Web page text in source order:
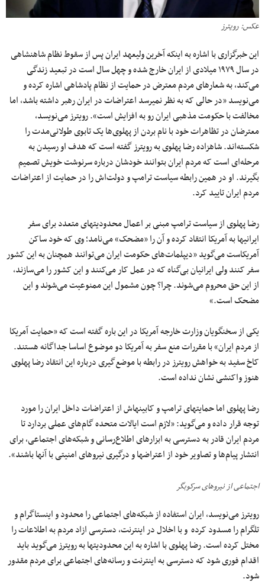
عکس: رویترز
این خبرگزاری با اشاره به اینکه آخرین ولیعهد ایران پس از سقوط نظام شاهنشاهی
در سال ۱۹۷۹ میلادی از ایران خارج شده و چهل سال است در تبعید زندگی
می‌کند، به شعارهای مردم معترض در حمایت از نظام پادشاهی اشاره کرده و
می‌نویسد «در حالی که به نظر نمی‎رسد اعتراضات در ایران رهبر داشته باشد، اما
مخالفت با حکومت مذهبی ایران رو به افزایش است». رویترز می‌نویسد،
معترضان در تظاهرات خود با نام بردن از پهلوی‌ها یک تابوی طولانی‌مدت را
شکسته‌اند. شاهزاده رضا پهلوی به رویترز گفته است که هدف او رسیدن به
مرحله‌ای است که مردم ایران بتوانند خودشان درباره سرنوشت خویش تصمیم
بگیرند. او در همین رابطه سیاست ترامپ و دولت‌اش را در حمایت از اعتراضات
مردم ایران تایید کرد.
رضا پهلوی از سیاست ترامپ مبنی بر اعمال محدودیت‎های متعدد برای سفر
ایرانی‎ها به آمریکا انتقاد کرده و آن را «مضحک» می‌نامد؛ وی که خود ساکن
آمریکاست می‌گوید «دیپلمات‌های حکومت ایران می‌توانند همچنان به این کشور
سفر کنند ولی ایرانیان بی‌گناه که در عمل کار می‌کنند و این کشور را می‌سازند،
از این حق محروم می‌شوند. چرا؟ چون مشمول این ممنوعیت می‌شوند و این
مضحک است.»
یکی از سخنگویان وزارت خارجه آمریکا در این باره گفته است که «حمایت آمریکا
از مردم ایران» با مقررات منع سفر به آمریکا دو موضوع اساسا جداگانه هستند.
کاخ سفید به خواهش رویترز در رابطه با موضع‌گیری درباره این انتقاد رضا پهلوی
هنوز واکنشی نشان نداده است.
رضا پهلوی اما حمایت‎های ترامپ و کابینه‎اش از اعتراضات داخل ایران را مورد
توجه قرار داده و می‌گوید: «لازم است ایالات متحده گام‌های عملی بردارد تا
مردم ایران قادر به دسترسی به ابزارهای اطلاع‌رسانی و شبکه‌های اجتماعی، برای
انتشار پیام‌ها و تصاویر خود از اعتراض‎ها و درگیری‌ نیروهای امنیتی با آنها باشند».
اجتماعی از نیروهای سرکوبگر
رویترز می‌نویسد، ایران استفاده از شبکه‏‌های اجتماعی را محدود و اینستاگرام و
تلگرام را مسدود کرده ‌ و با اخلال در اینترنت، دسترسی ازاد مردم به اطلاعات را
مختل کرده است. رضا پهلوی با اشاره به این محدودیت‎ها به رویترز می‌گوید باید
اقدام فوری شود که دسترسی به اینترنت و رسانه‌های اجتماعی برای مردم مقدور
شود.